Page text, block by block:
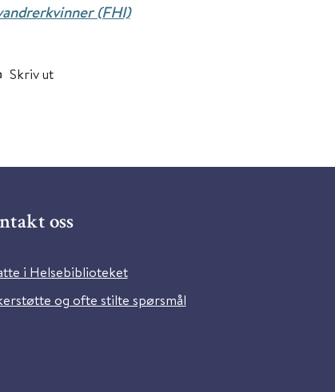
(FHI)
Skriv ut
oss
i Helsebiblioteket
og ofte stilte spørsmål